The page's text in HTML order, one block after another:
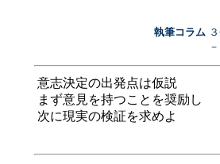
執筆コラム
意志決定の出発点は仮説
まず意見を持つことを奨励し
次に現実の検証を求めよ